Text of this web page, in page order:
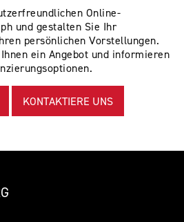
Online-
und gestalten Sie Ihr
persönlichen Vorstellungen.
ein Angebot und informieren
KONTAKTIERE UNS